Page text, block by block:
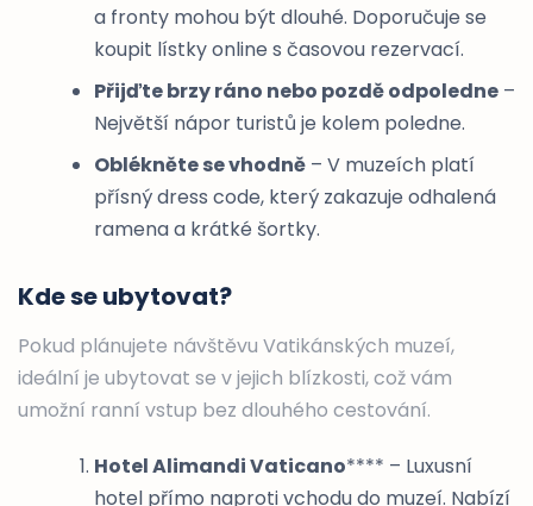
a fronty mohou být dlouhé. Doporučuje se
koupit lístky online s časovou rezervací.
Přijďte brzy ráno nebo pozdě odpoledne –
Největší nápor turistů je kolem poledne.
Oblékněte se vhodně – V muzeích platí
přísný dress code, který zakazuje odhalená
ramena a krátké šortky.
Kde se ubytovat?
Pokud plánujete návštěvu Vatikánských muzeí,
ideální je ubytovat se v jejich blízkosti, což vám
umožní ranní vstup bez dlouhého cestování.
Hotel Alimandi Vaticano**** – Luxusní
hotel přímo naproti vchodu do muzeí. Nabízí